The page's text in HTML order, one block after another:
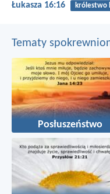
Łukasza 16:16 królestwo
Tematy
Posłuszeństwo